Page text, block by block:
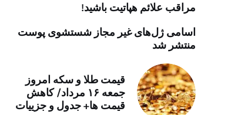
مراقب علائم هپاتیت باشید!
اسامی ژل‌های غیر مجاز شستشوی پوست
منتشر شد
قیمت طلا و سکه امروز
جمعه ۱۶ مرداد/ کاهش
قیمت ها+ جدول و جزییات